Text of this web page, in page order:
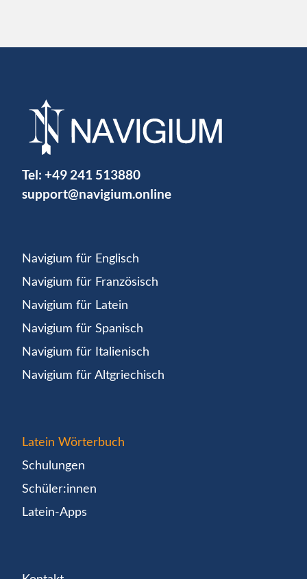
Tel: +49 241 513880
support@navigium.online
Navigium für Englisch
Navigium für Französisch
Navigium für Latein
Navigium für Spanisch
Navigium für Italienisch
Navigium für Altgriechisch
Latein Wörterbuch
Schulungen
Schüler:innen
Latein-Apps